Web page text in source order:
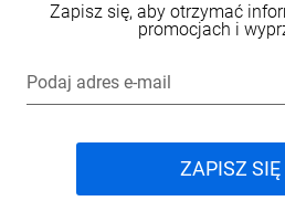
Zapisz się, aby otrzymać
promocjach i
Podaj adres e-mail
ZAPISZ SIĘ